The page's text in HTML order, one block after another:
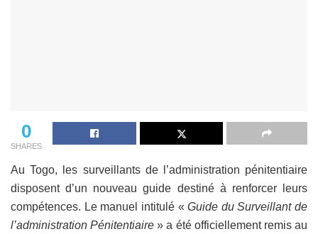
0
SHARES
Au Togo, les surveillants de l’administration pénitentiaire
disposent d’un nouveau guide destiné à renforcer leurs
compétences. Le manuel intitulé «Guide du Surveillant de
l’administration Pénitentiaire» a été officiellement remis au